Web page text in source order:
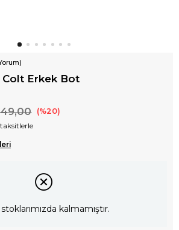
Colt Erkek Bot
20
kalmamıştır.